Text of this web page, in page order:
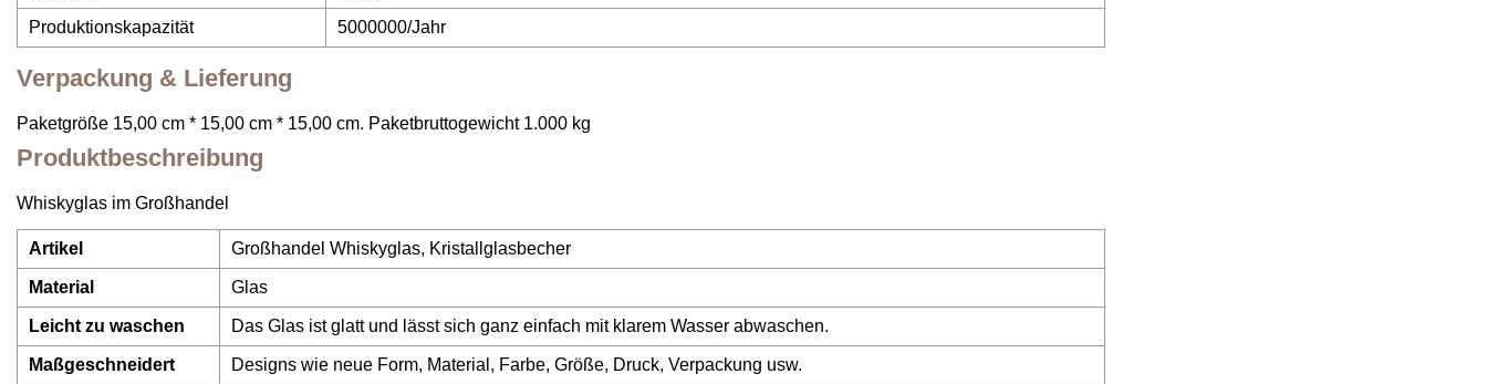
Produktionskapazität 5000000/Jahr
Verpackung & Lieferung
Paketgröße 15,00 cm * 15,00 cm * 15,00 cm. Paketbruttogewicht 1.000 kg
Produktbeschreibung
Whiskyglas im Großhandel
Artikel Großhandel Whiskyglas, Kristallglasbecher
Material Glas
Leicht zu waschen Das Glas ist glatt und lässt sich ganz einfach mit klarem Wasser abwaschen.
Maßgeschneidert Designs wie neue Form, Material, Farbe, Größe, Druck, Verpackung usw.